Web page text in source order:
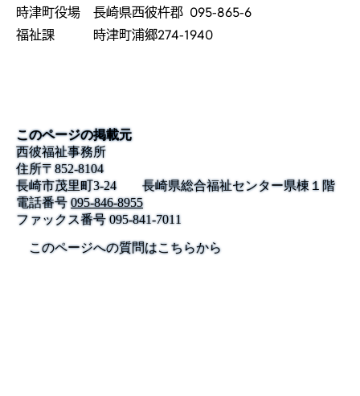
時津町役場
福祉課
長崎県西彼杵郡
時津町浦郷274-1
095-865-6
940
このページの掲載元
西彼福祉事務所
住所〒852-8104
長崎市茂里町3-24 長崎県総合福祉センター県棟１階
電話番号 095-846-8955
ファックス番号095-841-7011
このページへの質問はこちらから